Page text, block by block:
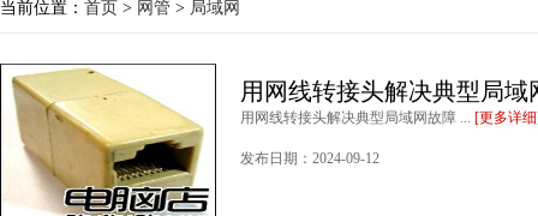
当前位置： 首页 > 网管 > 局域网
用网线转接头解决典型局域
用网线转接头解决典型局域网故障 ... [更多详
发布日期：2024-09-12